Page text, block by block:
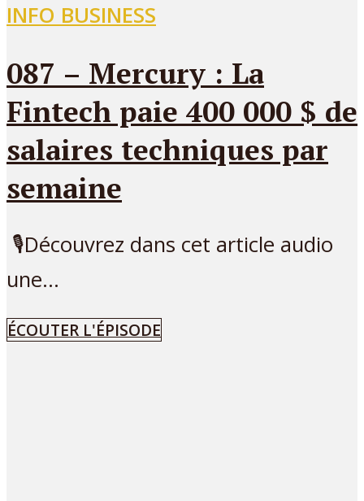
INFO BUSINESS
087 – Mercury : La
Fintech paie 400 000 $ de
salaires techniques par
semaine
🎙Découvrez dans cet article audio
une...
ÉCOUTER L'ÉPISODE